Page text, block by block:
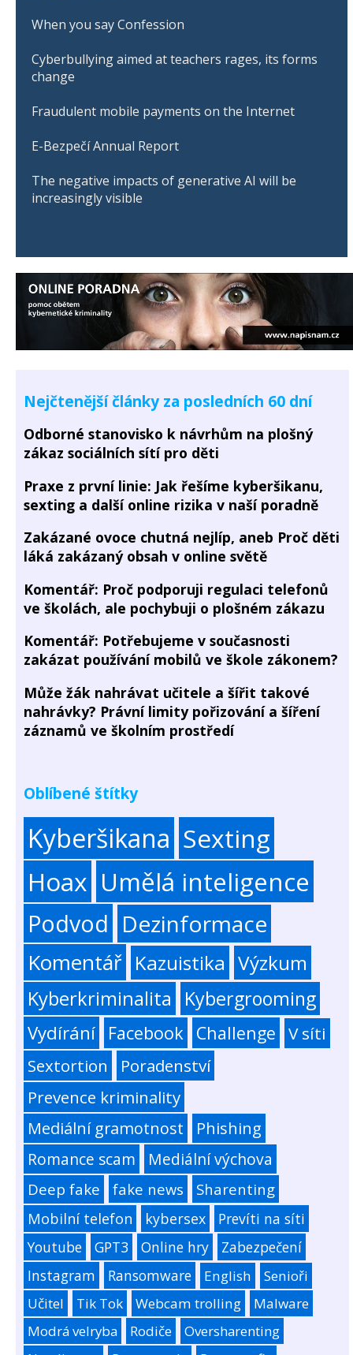
When you say Confession
Cyberbullying aimed at teachers rages, its forms
change
Fraudulent mobile payments on the Internet
E-Bezpečí Annual Report
The negative impacts of generative AI will be
increasingly visible
Nejčtenější články za posledních 60 dní
Odborné stanovisko k návrhům na plošný
zákaz sociálních sítí pro děti
Praxe z první linie: Jak řešíme kyberšikanu,
sexting a další online rizika v naší poradně
Zakázané ovoce chutná nejlíp, aneb Proč děti
láká zakázaný obsah v online světě
Komentář: Proč podporuji regulaci telefonů
ve školách, ale pochybuji o plošném zákazu
Komentář: Potřebujeme v současnosti
zakázat používání mobilů ve škole zákonem?
Může žák nahrávat učitele a šířit takové
nahrávky? Právní limity pořizování a šíření
záznamů ve školním prostředí
Oblíbené štítky
Kyberšikana Sexting
Hoax Umělá inteligence
Podvod Dezinformace
Komentář Kazuistika Výzkum
Kyberkriminalita Kybergrooming
Vydírání Facebook Challenge
V síti
Sextortion
Poradenství
Prevence kriminality
Mediální gramotnost
Phishing
Romance scam
Mediální výchova
Deep fake fake news Sharenting
Mobilní telefon kybersex
Prevíti na síti
Youtube
GPT3 Online hry
Zabezpečení
Instagram
Ransomware English
Senioři
Učitel
Tik Tok Webcam trolling
Malware
Modrá velryba
Rodiče
Oversharenting